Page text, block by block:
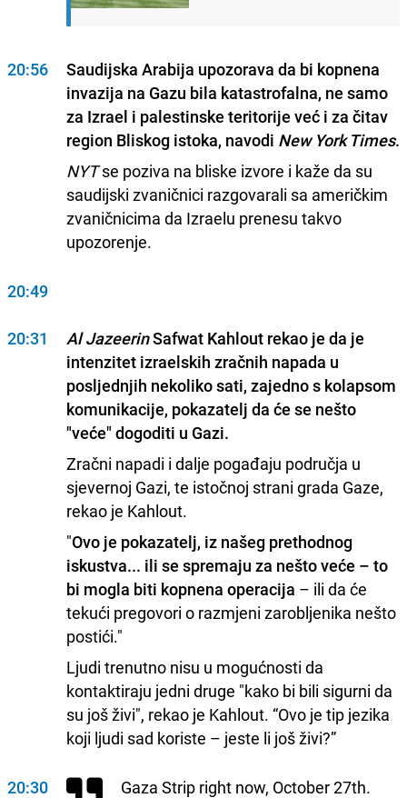
20:56
Saudijska Arabija upozorava da bi kopnena
invazija na Gazu bila katastrofalna, ne samo
za Izrael i palestinske teritorije već i za čitav
region Bliskog istoka, navodi New York Times.
NYTse poziva na bliske izvore i kaže da su
saudijski zvaničnici razgovarali sa američkim
zvaničnicima da Izraelu prenesu takvo
upozorenje.
20:49
20:31 Al JazeerinSafwat Kahlout rekao je da je
intenzitet izraelskih zračnih napada u
posljednjih nekoliko sati, zajedno s kolapsom
komunikacije, pokazatelj da će se nešto
"veće" dogoditi u Gazi.
Zračni napadi i dalje pogađaju područja u
sjevernoj Gazi, te istočnoj strani grada Gaze,
rekao je Kahlout.
"Ovo je pokazatelj, iz našeg prethodnog
iskustva... ili se spremaju za nešto veće – to
bi mogla biti kopnena operacija – ili da će
tekući pregovori o razmjeni zarobljenika nešto
postići."
Ljudi trenutno nisu u mogućnosti da
kontaktiraju jedni druge "kako bi bili sigurni da
su još živi", rekao je Kahlout. “Ovo je tip jezika
koji ljudi sad koriste – jeste li još živi?”
20:30 Gaza Strip right now, October 27th.